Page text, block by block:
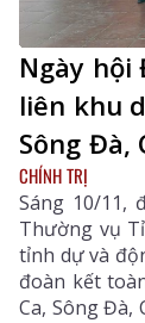
Ngày
liên khu
Sông Đà,
CHÍNH TRỊ
Sáng 10/11,
Thường vụ
tỉnh dự và
đoàn kết
Ca, Sông Đà,